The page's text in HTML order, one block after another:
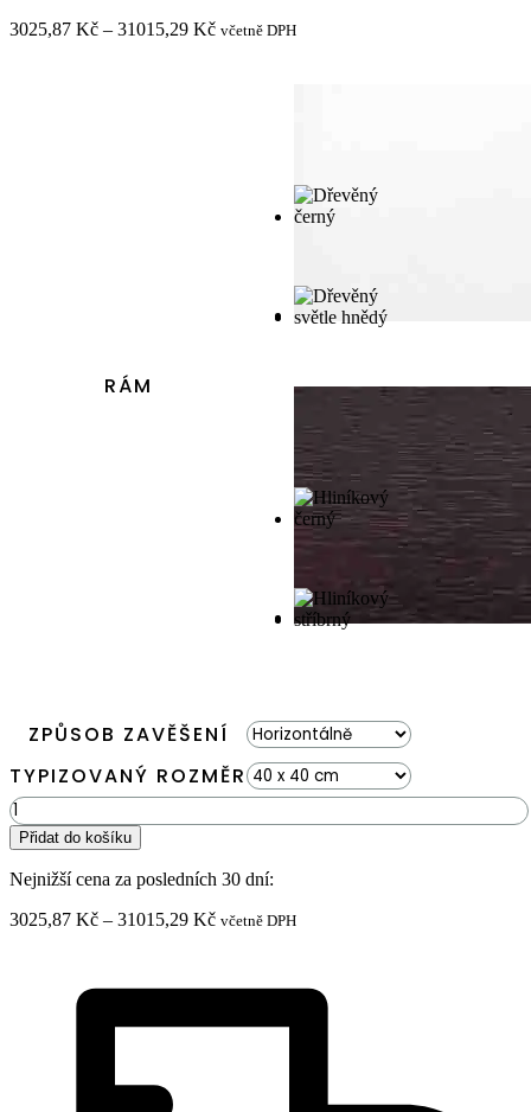
3025,87 Kč – 31015,29 KčRozpětí
včetně DPH
RÁM
ZPŮSOB ZAVĚŠENÍ
TYPIZOVANÝ ROZMĚR
Mechový
obraz
BEMOSS®
ORTHO
MANGO
množství
Přidat do košíku
Nejnižší cena za posledních 30 dní:
3025,87 Kč – 31015,29 KčRozpětí
včetně DPH